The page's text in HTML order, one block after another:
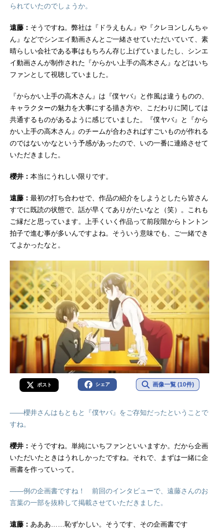
られていたのでしょうか。
遠藤： そうですね。弊社は『ドラえもん』や『クレヨンしんちゃ
ん』などでシンエイ動画さんとご一緒させていただいていて、素
晴らしい会社である事はもちろん存じ上げていましたし、シンエ
イ動画さんが制作された『からかい上手の高木さん』などはいち
ファンとして視聴していました。
『からかい上手の高木さん』は『僕ヤバ』と作風は違うものの、
キャラクターの魅力を大事にする描き方や、こだわりに関しては
共通するものがあるように感じていました。『僕ヤバ』と『から
かい上手の高木さん』のチームが合わさればすごいものが作れる
のではないかなという予感があったので、いの一番に連絡させて
いただきました。
櫻井： 本当にうれしい限りです。
遠藤： 最初の打ち合わせで、作品の紹介をしようとしたら皆さん
すでに既読の状態で、話が早くてありがたいなと（笑）。これも
ご縁だと思っています。上手くいく作品って前段階からトントン
拍子で進む事が多いんですよね。そういう意味でも、ご一緒でき
てよかったなと。
ポスト シェア 画像一覧 (10件)
――櫻井さんはもともと『僕ヤバ』をご存知だったということで
すね。
櫻井： そうですね。単純にいちファンといいますか。だから企画
いただいたときはうれしかったですね。それで、まずは一緒に企
画書を作っていって。
――例の企画書ですね！ 前回のインタビューで、遠藤さんのお
言葉の一部を抜粋して掲載させていただきました。
遠藤： あああ……恥ずかしい。そうです、その企画書です